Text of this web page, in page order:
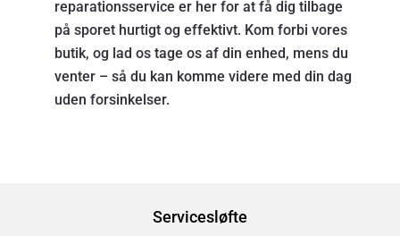
reparationsservice er her for at få dig tilbage
på sporet hurtigt og effektivt. Kom forbi vores
butik, og lad os tage os af din enhed, mens du
venter – så du kan komme videre med din dag
uden forsinkelser.
Servicesløfte